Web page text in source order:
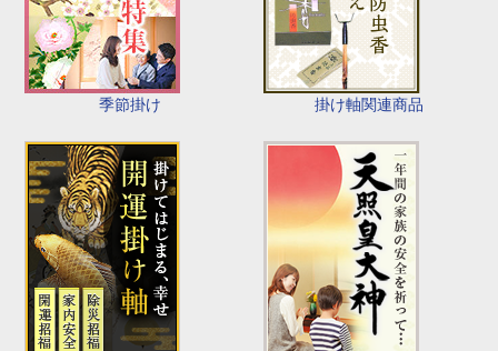
季節掛け 掛け軸関連商品